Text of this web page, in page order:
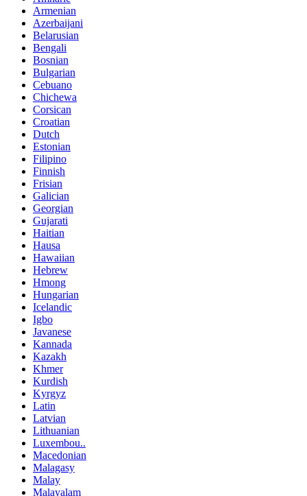
Armenian
Azerbaijani
Belarusian
Bengali
Bosnian
Bulgarian
Cebuano
Chichewa
Corsican
Croatian
Dutch
Estonian
Filipino
Finnish
Frisian
Galician
Georgian
Gujarati
Haitian
Hausa
Hawaiian
Hebrew
Hmong
Hungarian
Icelandic
Igbo
Javanese
Kannada
Kazakh
Khmer
Kurdish
Kyrgyz
Latin
Latvian
Lithuanian
Luxembou..
Macedonian
Malagasy
Malay
Malayalam